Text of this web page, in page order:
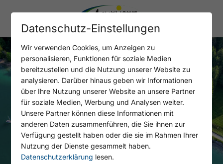
Datenschutz-Einstellungen
Wir verwenden Cookies, um Anzeigen zu
personalisieren, Funktionen für soziale Medien
bereitzustellen und die Nutzung unserer Website zu
analysieren. Darüber hinaus geben wir Informationen
über Ihre Nutzung unserer Website an unsere Partner
für soziale Medien, Werbung und Analysen weiter.
Unsere Partner können diese Informationen mit
anderen Daten zusammenführen, die Sie ihnen zur
Verfügung gestellt haben oder die sie im Rahmen Ihrer
Nutzung der Dienste gesammelt haben.
Datenschutzerklärung lesen.